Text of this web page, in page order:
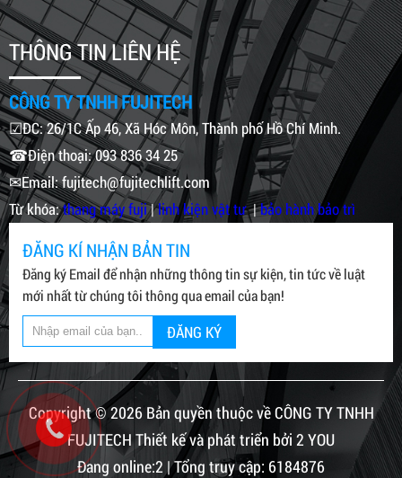
THÔNG TIN LIÊN HỆ
CÔNG TY TNHH FUJITECH
☑ĐC: 26/1C Ấp 46, Xã Hóc Môn, Thành phố Hồ Chí Minh.
☎Điện thoại: 093 836 34 25
✉Email: fujitech@fujitechlift.com
Từ khóa:thang máy fuji|linh kiện vật tư|bảo hành bảo trì
ĐĂNG KÍ NHẬN BẢN TIN
Đăng ký Email để nhận những thông tin sự kiện, tin tức về luật
mới nhất từ chúng tôi thông qua email của bạn!
ĐĂNG KÝ
Copyright © 2026 Bản quyền thuộc về CÔNG TY TNHH
FUJITECH Thiết kế và phát triển bởi 2 YOU
Đang online:2 | Tổng truy cập: 6184876